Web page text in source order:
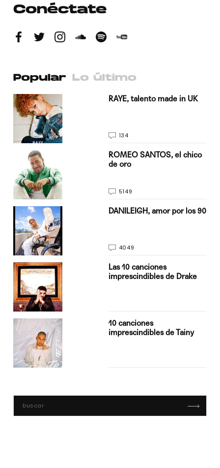
Conéctate
Popular Lo último
RAYE, talento made in UK
134
ROMEO SANTOS, el chico
de oro
5149
DANILEIGH, amor por los 90
4049
Las 10 canciones
imprescindibles de Drake
10 canciones
imprescindibles de Tainy